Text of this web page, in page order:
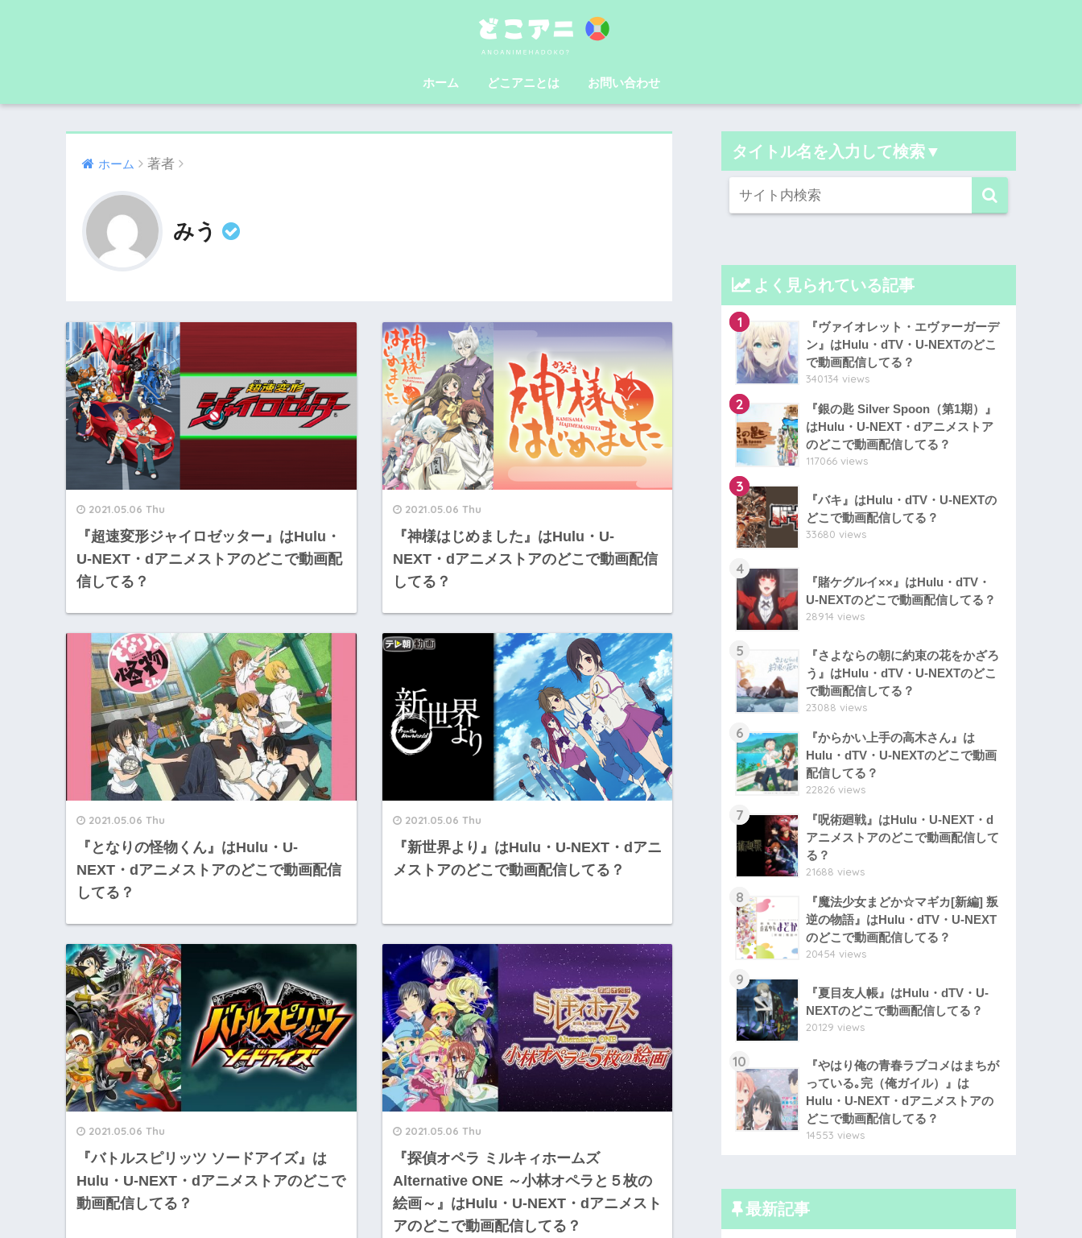
ホーム どこアニとは お問い合わせ
ホーム 著者
みう
2021.05.06 Thu
『超速変形ジャイロゼッター』はHulu・
U-NEXT・dアニメストアのどこで動画配
信してる？
2021.05.06 Thu
『神様はじめました』はHulu・U-
NEXT・dアニメストアのどこで動画配信
してる？
2021.05.06 Thu
『となりの怪物くん』はHulu・U-
NEXT・dアニメストアのどこで動画配信
してる？
2021.05.06 Thu
『新世界より』はHulu・U-NEXT・dアニ
メストアのどこで動画配信してる？
2021.05.06 Thu
『バトルスピリッツ ソードアイズ』は
Hulu・U-NEXT・dアニメストアのどこで
動画配信してる？
2021.05.06 Thu
『探偵オペラ ミルキィホームズ
Alternative ONE ～小林オペラと５枚の
絵画～』はHulu・U-NEXT・dアニメスト
アのどこで動画配信してる？
タイトル名を入力して検索▼
よく見られている記事
1
『ヴァイオレット・エヴァーガーデ
ン』はHulu・dTV・U-NEXTのどこ
で動画配信してる？
340134 views
2
『銀の匙 Silver Spoon（第1期）』
はHulu・U-NEXT・dアニメストア
のどこで動画配信してる？
117066 views
3
『バキ』はHulu・dTV・U-NEXTの
どこで動画配信してる？
33680 views
4
『賭ケグルイ××』はHulu・dTV・
U-NEXTのどこで動画配信してる？
28914 views
5
『さよならの朝に約束の花をかざろ
う』はHulu・dTV・U-NEXTのどこ
で動画配信してる？
23088 views
6
『からかい上手の高木さん』は
Hulu・dTV・U-NEXTのどこで動画
配信してる？
22826 views
7
『呪術廻戦』はHulu・U-NEXT・d
アニメストアのどこで動画配信して
る？
21688 views
8
『魔法少女まどか☆マギカ[新編] 叛
逆の物語』はHulu・dTV・U-NEXT
のどこで動画配信してる？
20454 views
9
『夏目友人帳』はHulu・dTV・U-
NEXTのどこで動画配信してる？
20129 views
10
『やはり俺の青春ラブコメはまちが
っている｡完（俺ガイル）』は
Hulu・U-NEXT・dアニメストアの
どこで動画配信してる？
14553 views
最新記事